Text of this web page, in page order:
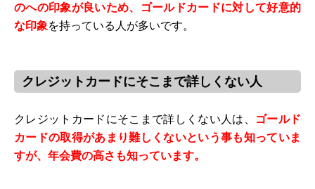
のへの印象が良いため、ゴールドカードに対して好意的
な印象を持っている人が多いです。
クレジットカードにそこまで詳しくない人
クレジットカードにそこまで詳しくない人は、
ゴールド
カードの取得があまり難しくないという事も知っていま
すが、年会費の高さも知っています。